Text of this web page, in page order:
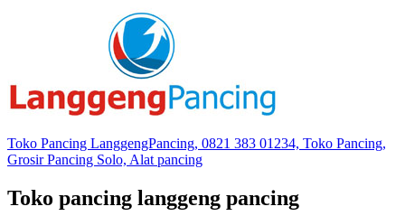
Toko Pancing LanggengPancing, 0821 383 01234, Toko Pancing,
Grosir Pancing Solo, Alat pancing
Toko pancing langgeng pancing